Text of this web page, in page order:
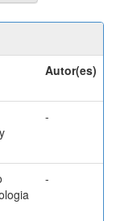
Autor(es)
-
-